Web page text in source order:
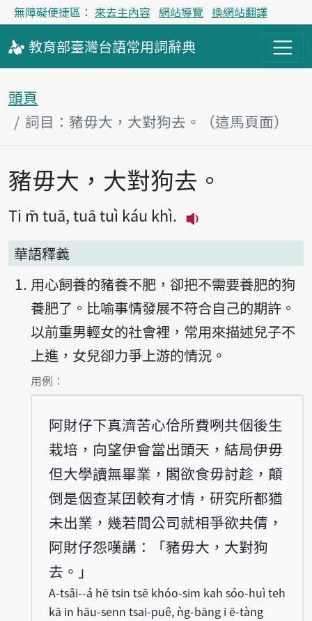
無障礙便捷區： 來去主內容 網站導覽 換網站翻譯
教育部臺灣台語常用詞辭典
頭頁
詞目：豬毋大，大對狗去。（這馬頁面）
主內容區
豬毋大，大對狗去。
Ti m̄ tuā, tuā tuì káu khì.
華語釋義
用心飼養的豬養不肥，卻把不需要養肥的狗
養肥了。比喻事情發展不符合自己的期許。
以前重男輕女的社會裡，常用來描述兒子不
上進，女兒卻力爭上游的情況。
第1項釋義的
用例：
阿財仔下真濟苦心佮所費咧共𪜶後生
栽培，向望伊會當出頭天，結局伊毋
但大學讀無畢業，閣欲食毋討趁，顛
倒是𪜶查某囝較有才情，研究所都猶
未出業，幾若間公司就相爭欲共倩，
阿財仔怨嘆講：「豬毋大，大對狗
去。」
A-tsâi--á hē tsin tsē khóo-sim kah sóo-huì teh
kā in hāu-senn tsai-puê, ǹg-bāng i ē-tàng